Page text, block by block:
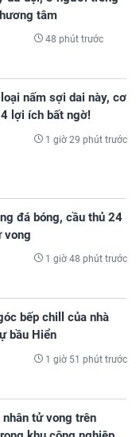
tâm
48 phút trước
nấm sợi dai này, cơ
lợi ích bất ngờ!
1 giờ 29 phút trước
đá bóng, cầu thủ 24
vong
1 giờ 48 phút trước
bếp chill của nhà
bầu Hiển
1 giờ 51 phút trước
nhân tử vong trên